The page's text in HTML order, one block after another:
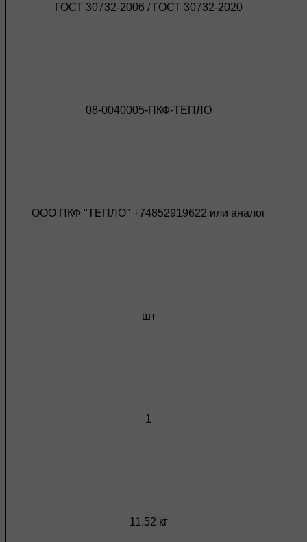
ГОСТ 30732-2006 / ГОСТ 30732-2020
08-0040005-ПКФ-ТЕПЛО
ООО ПКФ "ТЕПЛО" +74852919622 или аналог
шт
1
11.52 кг